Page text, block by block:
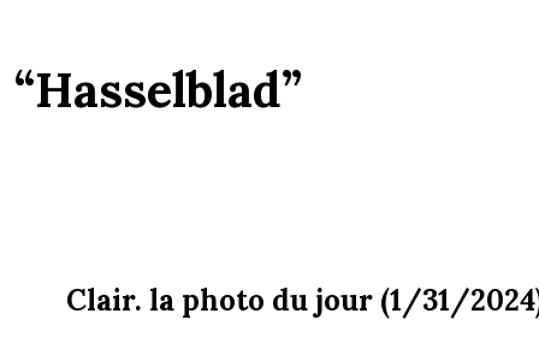
“Hasselblad”
Clair. la photo du jour (1/31/